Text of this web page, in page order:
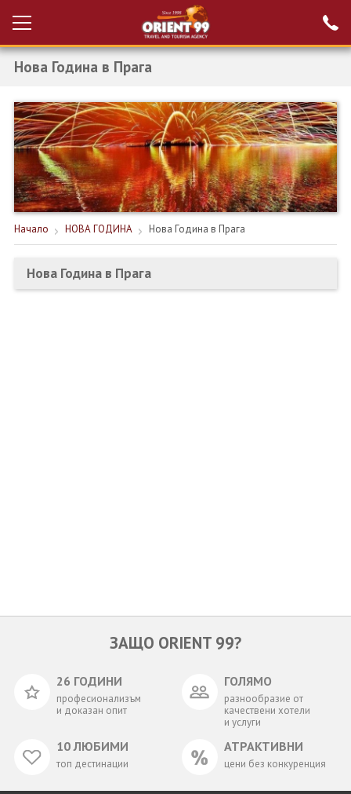
Вход за агенти
РАННИ ЗАПИСВАНИЯ ТУРЦИЯ
НОВА ГОДИНА ТУРЦИЯ
НОВА ГОДИНА
ПОЧИВКИ
КРУИЗИ
ЕКЗОТИКА
Нова Година в Прага
Начало НОВА ГОДИНА Нова Година в Прага
Нова Година в Прага
ЗАЩО ORIENT 99?
26 ГОДИНИ
професионализъм
и доказан опит
ГОЛЯМО
разнообразие от
качествени хотели
и услуги
10 ЛЮБИМИ
топ дестинации
АТРАКТИВНИ
цени без конкуренция